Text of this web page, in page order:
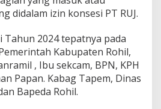
a
r
M
e
d
a
s
didalam izin konsesi PT RUJ.
Tahun 2024 tepatnya pada
Kabupaten Rohil,
, Ibu sekcam, BPN, KPH
Papan. Kabag Tapem, Dinas
Bapeda Rohil.